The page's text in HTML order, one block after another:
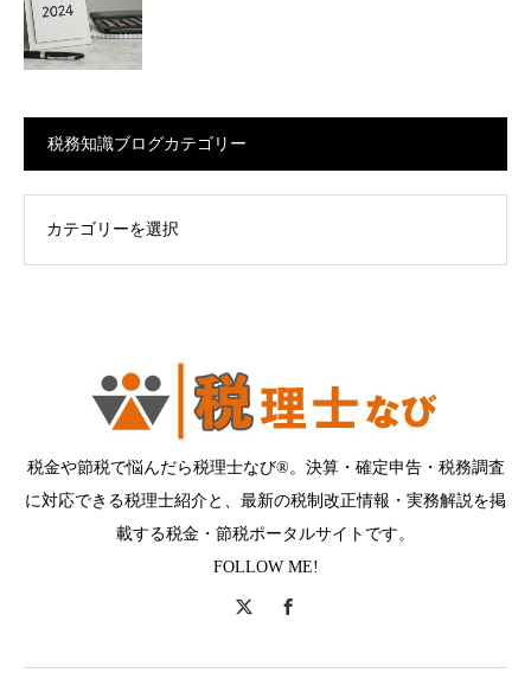
税務知識ブログカテゴリー
税金や節税で悩んだら税理士なび®。決算・確定申告・税務調査
に対応できる税理士紹介と、最新の税制改正情報・実務解説を掲
載する税金・節税ポータルサイトです。
FOLLOW ME!